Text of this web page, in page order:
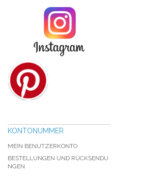
KONTONUMMER
MEIN BENUTZERKONTO
BESTELLUNGEN UND RÜCKSENDU
NGEN